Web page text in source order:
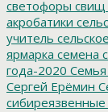
светофоры свищ
акробатики
учитель
ярмарка семена
года-2020 Семья
Сергей Ерёмин